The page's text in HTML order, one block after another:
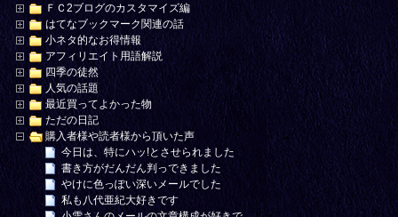
ＦＣ2ブログのカスタマイズ編
はてなブックマーク関連の話
小ネタ的なお得情報
アフィリエイト用語解説
四季の徒然
人気の話題
最近買ってよかった物
ただの日記
購入者様や読者様から頂いた声
今日は、特にハッ!とさせられました
書き方がだんだん判っできました
やけに色っぽい深いメールでした
私も八代亜紀大好きです